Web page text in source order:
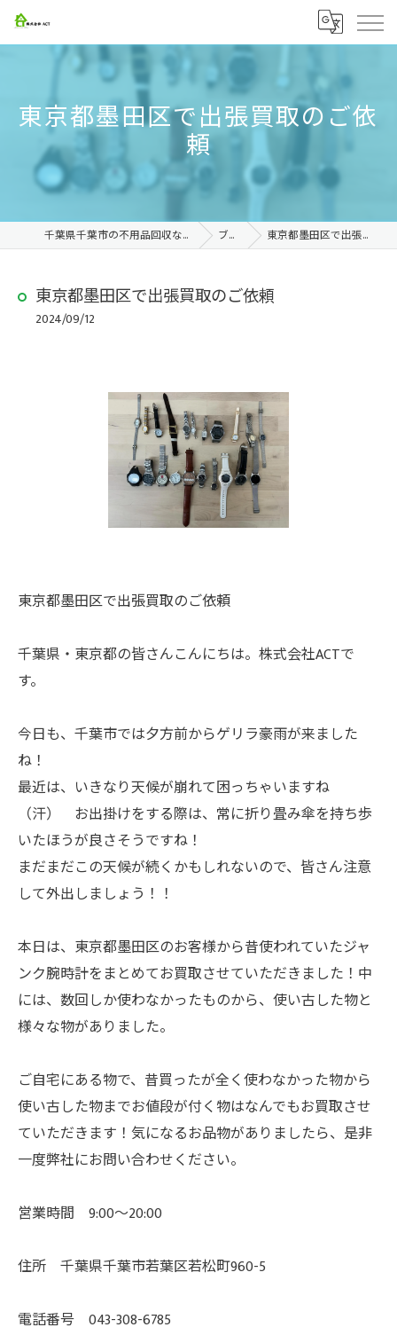
東京都墨田区で出張買取のご依
頼
千葉県千葉市の不用品回収なら株式会社ACT ブログ 東京都墨田区で出張買取のご依頼
東京都墨田区で出張買取のご依頼
2024/09/12
東京都墨田区で出張買取のご依頼
千葉県・東京都の皆さんこんにちは。株式会社ACTで
す。
今日も、千葉市では夕方前からゲリラ豪雨が来ました
ね！
最近は、いきなり天候が崩れて困っちゃいますね
（汗） お出掛けをする際は、常に折り畳み傘を持ち歩
いたほうが良さそうですね！
まだまだこの天候が続くかもしれないので、皆さん注意
して外出しましょう！！
本日は、東京都墨田区のお客様から昔使われていたジャ
ンク腕時計をまとめてお買取させていただきました！中
には、数回しか使わなかったものから、使い古した物と
様々な物がありました。
ご自宅にある物で、昔買ったが全く使わなかった物から
使い古した物までお値段が付く物はなんでもお買取させ
ていただきます！気になるお品物がありましたら、是非
一度弊社にお問い合わせください。
営業時間 9:00〜20:00
住所 千葉県千葉市若葉区若松町960-5
電話番号 043-308-6785